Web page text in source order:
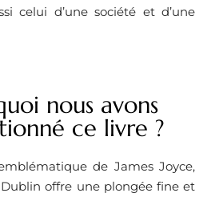
celui d’une société et d’une
nous avons
ce livre ?
de James Joyce,
offre une plongée fine et